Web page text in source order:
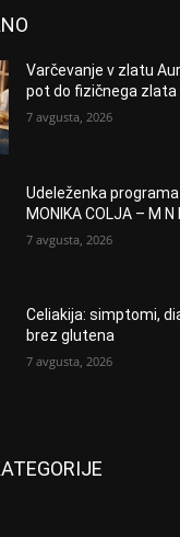
Varčevanje v zlatu
pot do fizičnega
7 avgusta, 2026
Udeleženka
MONIKA COLJA – M N
7 avgusta, 2026
Celiakija: simptomi,
brez glutena
7 avgusta, 2026